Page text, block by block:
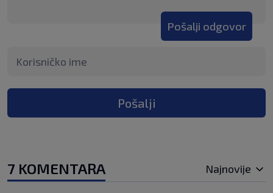
Pošalji odgovor
Pošalji
7 KOMENTARA Najnovije